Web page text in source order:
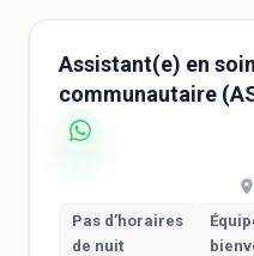
Assistant(e) en
communautaire
Pas d’horaires
de nuit